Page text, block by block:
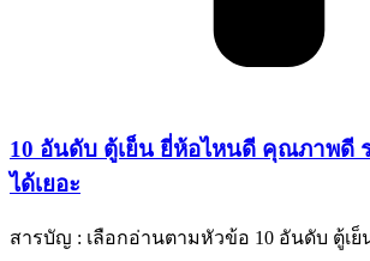
10 อันดับ ตู้เย็น ยี่ห้อไหนดี คุณภาพดี
ได้เยอะ
สารบัญ : เลือกอ่านตามหัวข้อ 10 อันดับ ตู้เ